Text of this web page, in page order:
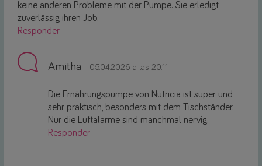
keine anderen Probleme mit der Pumpe. Sie erledigt
zuverlässig ihren Job.
Responder
Amitha - 05.04.2026 a las 20:11
Die Ernährungspumpe von Nutricia ist super und
sehr praktisch, besonders mit dem Tischständer.
Nur die Luftalarme sind manchmal nervig.
Responder